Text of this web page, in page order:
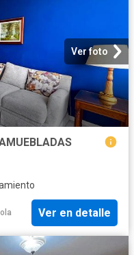
Ver foto
Ver en detalle